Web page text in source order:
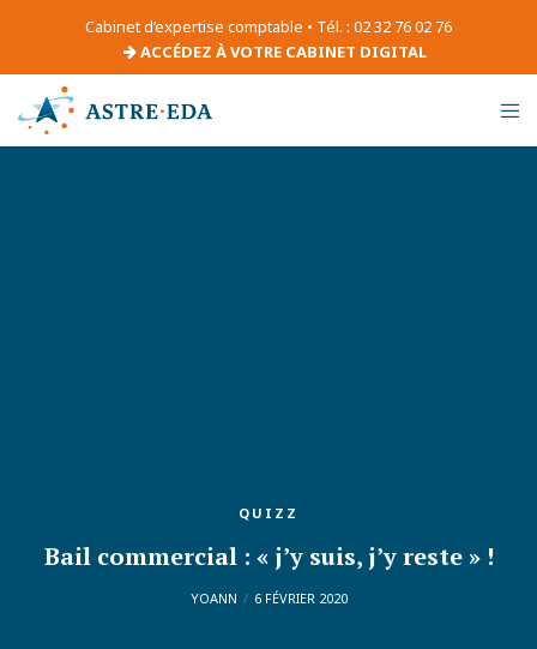
Cabinet d’expertise comptable • Tél. : 02 32 76 02 76
ACCÉDEZ À VOTRE CABINET DIGITAL
QUIZZ
Bail commercial : « j’y suis, j’y reste » !
YOANN 6 FÉVRIER 2020